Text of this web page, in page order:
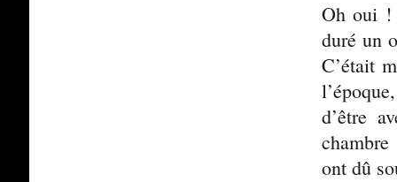
Oh oui !
duré un
C’était
d’être
ont dû